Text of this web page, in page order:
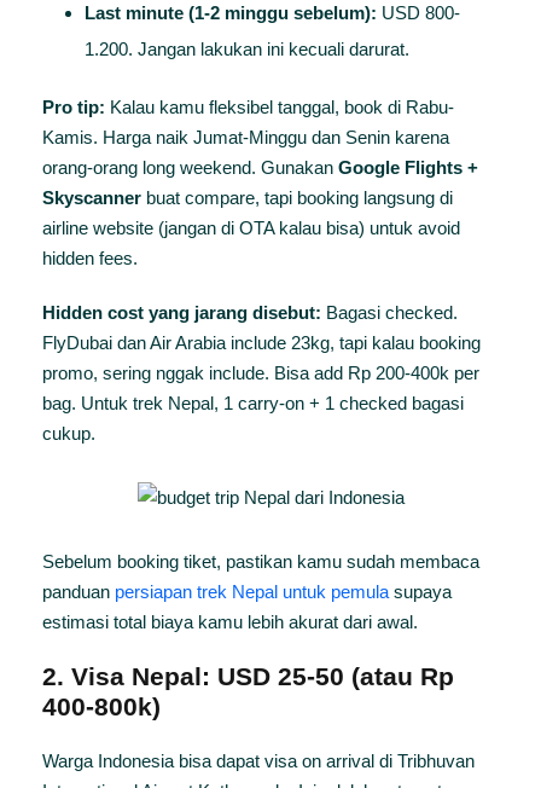
Last minute (1-2 minggu sebelum): USD 800-
1.200. Jangan lakukan ini kecuali darurat.
Pro tip: Kalau kamu fleksibel tanggal, book di Rabu-
Kamis. Harga naik Jumat-Minggu dan Senin karena
orang-orang long weekend. Gunakan Google Flights +
Skyscanner buat compare, tapi booking langsung di
airline website (jangan di OTA kalau bisa) untuk avoid
hidden fees.
Hidden cost yang jarang disebut: Bagasi checked.
FlyDubai dan Air Arabia include 23kg, tapi kalau booking
promo, sering nggak include. Bisa add Rp 200-400k per
bag. Untuk trek Nepal, 1 carry-on + 1 checked bagasi
cukup.
Sebelum booking tiket, pastikan kamu sudah membaca
panduan persiapan trek Nepal untuk pemula supaya
estimasi total biaya kamu lebih akurat dari awal.
2. Visa Nepal: USD 25-50 (atau Rp
400-800k)
Warga Indonesia bisa dapat visa on arrival di Tribhuvan